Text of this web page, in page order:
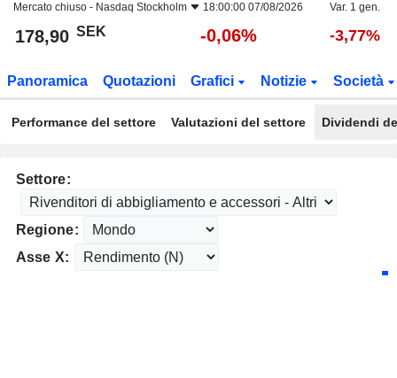
Mercato chiuso - Nasdaq Stockholm 18:00:00 07/08/2026 Var. 1 gen.
178,90 SEK -0,06% -3,77%
Panoramica Quotazioni Grafici Notizie Società
Performance del settore Valutazioni del settore Dividendi
Settore:
Regione:
Asse X: